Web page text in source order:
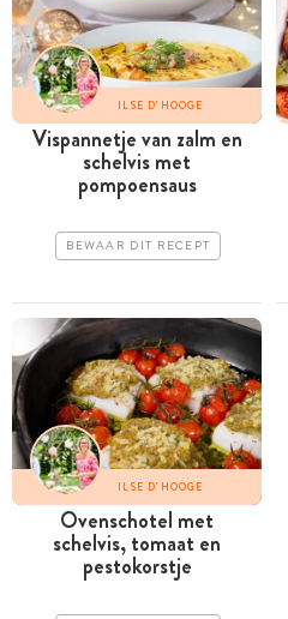
ILSE D'HOOGE
Vispannetje van zalm en
schelvis met
pompoensaus
BEWAAR DIT RECEPT
ILSE D'HOOGE
Ovenschotel met
schelvis, tomaat en
pestokorstje